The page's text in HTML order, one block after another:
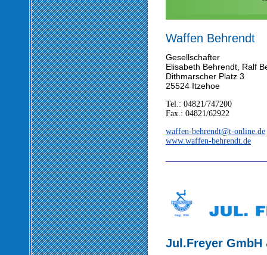
Waffen Behrendt
Gesellschafter
Elisabeth Behrendt, Ralf
Dithmarscher Platz 3
25524 Itzehoe
Tel.: 04821/747200
Fax.: 04821/62922
waffen-behrendt@t-online.de
www.waffen-behrendt.de
Jul.Freyer GmbH